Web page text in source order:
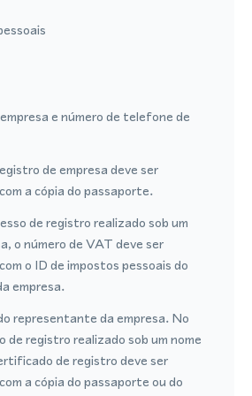
e número de telefone de
de empresa deve ser
a cópia do passaporte.
de registro realizado sob um
o número de VAT deve ser
o ID de impostos pessoais do
empresa.
representante da empresa. No
de registro realizado sob um nome
de registro deve ser
a cópia do passaporte ou do